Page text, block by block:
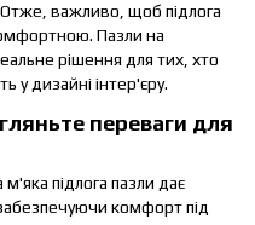
важливо, щоб підлога
Пазли на
рішення для тих, хто
у дизайні інтер'єру.
переваги для
підлога пазли дає
комфорт під